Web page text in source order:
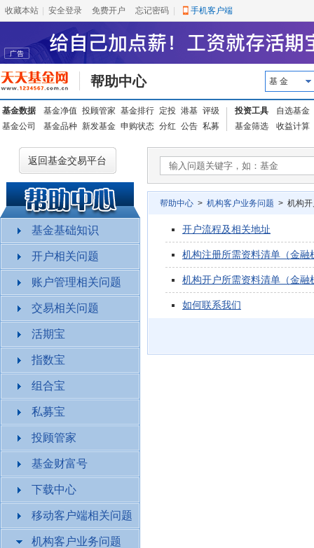
收藏本站 安全登录 免费开户 忘记密码 手机客户端
帮助中心 基 金
基金数据 基金净值 投顾管家 基金排行 定投 港基 评级
基金公司
基金品种 新发基金 申购状态 分红 公告 私募
投资工具
自选基金
基金筛选
收益计算
返回基金交易平台
基金基础知识
开户相关问题
账户管理相关问题
交易相关问题
活期宝
指数宝
组合宝
私募宝
投顾管家
基金财富号
下载中心
移动客户端相关问题
机构客户业务问题
帮助中心 > 机构客户业务问题 > 机构开
开户流程及相关地址
机构注册所需资料清单（金融
机构开户所需资料清单（金
如何联系我们